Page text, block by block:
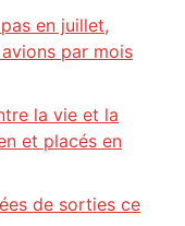
en juillet,
par mois
la vie et la
et placés en
de sorties ce